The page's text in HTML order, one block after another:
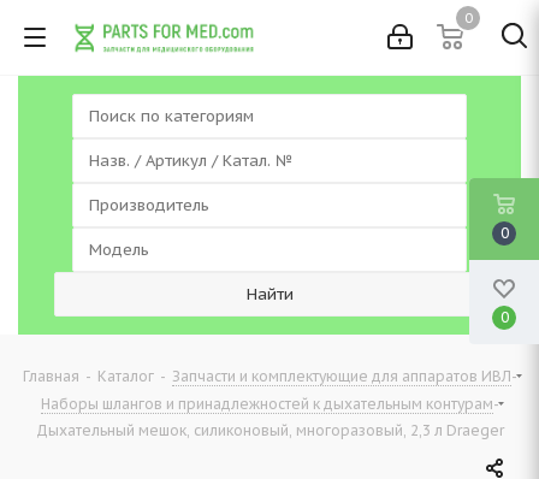
0
Главная - Каталог - Запчасти и комплектующие для аппаратов ИВЛ-
Наборы шлангов и принадлежностей к дыхательным контурам-
Дыхательный мешок, силиконовый, многоразовый, 2,3 л Draeger
0
0